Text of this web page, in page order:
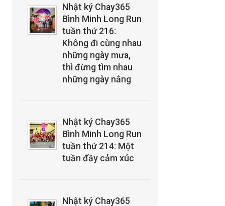
Nhật ký Chay365
Bình Minh Long Run
tuần thứ 216:
Không đi cùng nhau
những ngày mưa,
thì đừng tìm nhau
những ngày nắng
Nhật ký Chay365
Bình Minh Long Run
tuần thứ 214: Một
tuần đầy cảm xúc
Nhật ký Chay365